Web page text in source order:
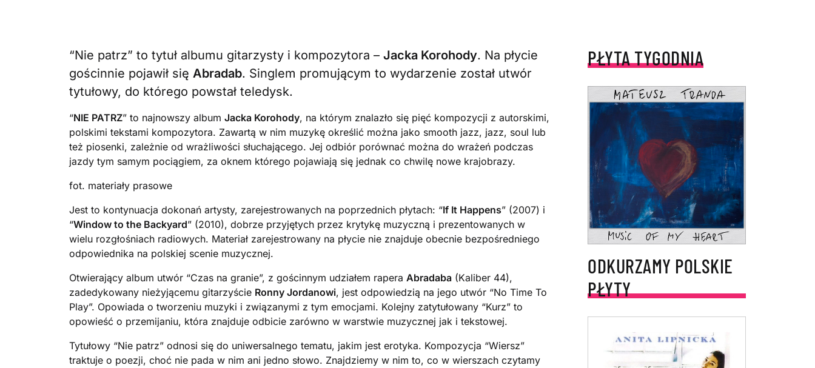
“Nie patrz” to tytuł albumu gitarzysty i kompozytora – Jacka Korohody. Na płycie
gościnnie pojawił się Abradab. Singlem promującym to wydarzenie został utwór
tytułowy, do którego powstał teledysk.
“NIE PATRZ” to najnowszy album Jacka Korohody, na którym znalazło się pięć kompozycji z autorskimi,
polskimi tekstami kompozytora. Zawartą w nim muzykę określić można jako smooth jazz, jazz, soul lub
też piosenki, zależnie od wrażliwości słuchającego. Jej odbiór porównać można do wrażeń podczas
jazdy tym samym pociągiem, za oknem którego pojawiają się jednak co chwilę nowe krajobrazy.
fot. materiały prasowe
Jest to kontynuacja dokonań artysty, zarejestrowanych na poprzednich płytach: “If It Happens” (2007) i
“Window to the Backyard” (2010), dobrze przyjętych przez krytykę muzyczną i prezentowanych w
wielu rozgłośniach radiowych. Materiał zarejestrowany na płycie nie znajduje obecnie bezpośredniego
odpowiednika na polskiej scenie muzycznej.
Otwierający album utwór “Czas na granie”, z gościnnym udziałem rapera Abradaba (Kaliber 44),
zadedykowany nieżyjącemu gitarzyście Ronny Jordanowi, jest odpowiedzią na jego utwór “No Time To
Play”. Opowiada o tworzeniu muzyki i związanymi z tym emocjami. Kolejny zatytułowany “Kurz” to
opowieść o przemijaniu, która znajduje odbicie zarówno w warstwie muzycznej jak i tekstowej.
Tytułowy “Nie patrz” odnosi się do uniwersalnego tematu, jakim jest erotyka. Kompozycja “Wiersz”
traktuje o poezji, choć nie pada w nim ani jedno słowo. Znajdziemy w nim to, co w wierszach czytamy
PŁYTA TYGODNIA
ODKURZAMY POLSKIE
PŁYTY